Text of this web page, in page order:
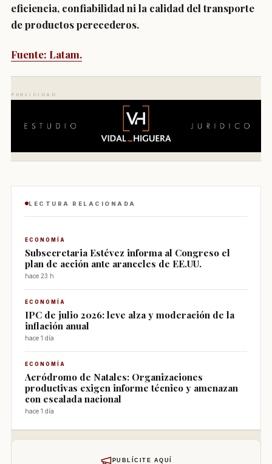
eficiencia, confiabilidad ni la calidad del transporte
de productos perecederos.
Fuente: Latam.
PUBLICIDAD
LECTURA RELACIONADA
ECONOMÍA
Subsecretaria Estévez informa al Congreso el
plan de acción ante aranceles de EE.UU.
hace 23 h
ECONOMÍA
IPC de julio 2026: leve alza y moderación de la
inflación anual
hace 1 día
ECONOMÍA
Aeródromo de Natales: Organizaciones
productivas exigen informe técnico y amenazan
con escalada nacional
hace 1 día
PUBLÍCITE AQUÍ